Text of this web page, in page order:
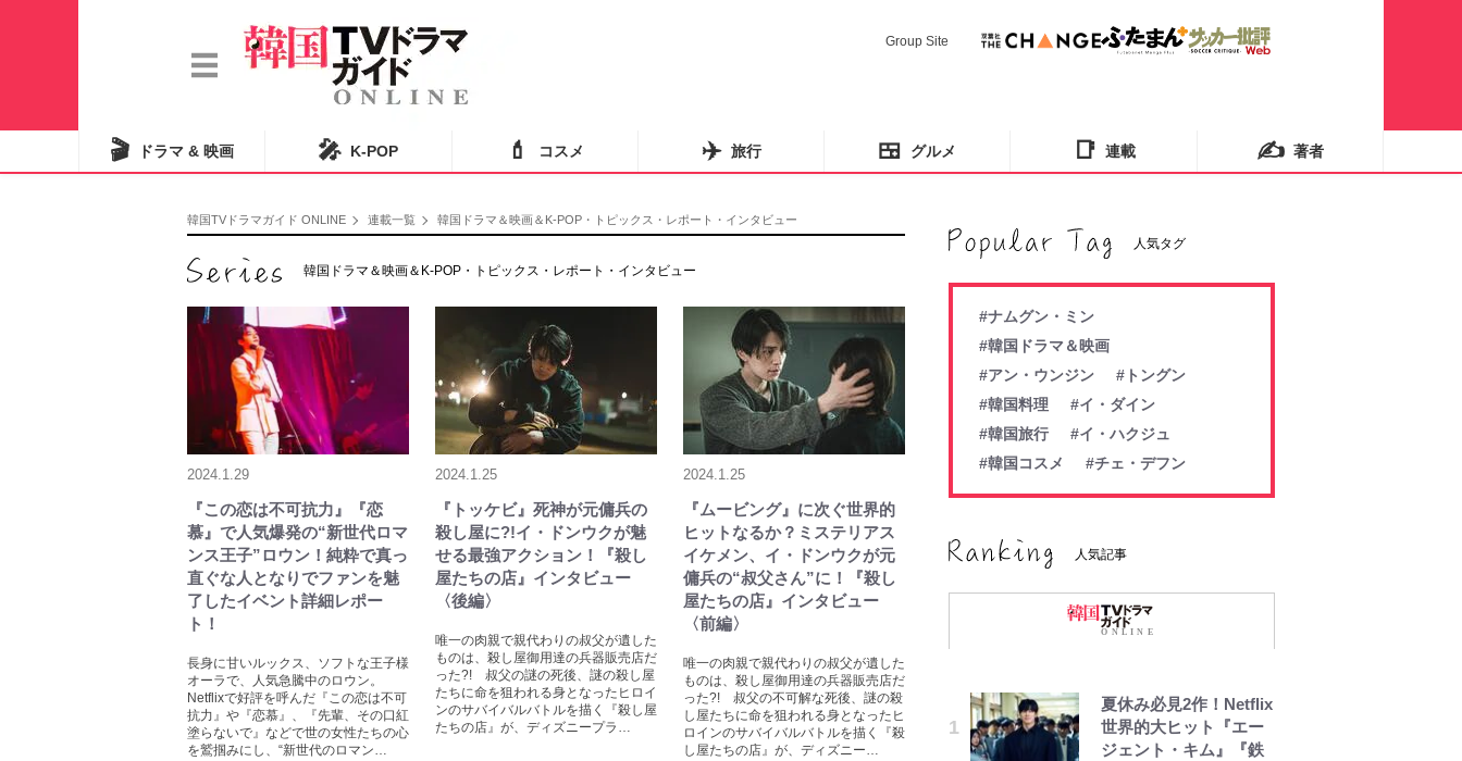
Group Site
🎬 ドラマ & 映画 🎤 K-POP 💄 コスメ ✈️ 旅行 🍱 グルメ 📑 連載 ✍️ 著者
韓国TVドラマガイド ONLINE 連載一覧 韓国ドラマ＆映画＆K-POP・トピックス・レポート・インタビュー
韓国ドラマ＆映画＆K-POP・トピックス・レポート・インタビュー
2024.1.29
『この恋は不可抗力』『恋
慕』で人気爆発の“新世代ロマ
ンス王子”ロウン！純粋で真っ
直ぐな人となりでファンを魅
了したイベント詳細レポー
ト！
長身に甘いルックス、ソフトな王子様
オーラで、人気急騰中のロウン。
Netflixで好評を呼んだ『この恋は不可
抗力』や『恋慕』、『先輩、その口紅
塗らないで』などで世の女性たちの心
を鷲掴みにし、“新世代のロマン…
2024.1.25
『トッケビ』死神が元傭兵の
殺し屋に?!イ・ドンウクが魅
せる最強アクション！『殺し
屋たちの店』インタビュー
〈後編〉
唯一の肉親で親代わりの叔父が遺した
ものは、殺し屋御用達の兵器販売店だ
った?! 叔父の謎の死後、謎の殺し屋
たちに命を狙われる身となったヒロイ
ンのサバイバルバトルを描く『殺し屋
たちの店』が、ディズニープラ…
2024.1.25
『ムービング』に次ぐ世界的
ヒットなるか？ミステリアス
イケメン、イ・ドンウクが元
傭兵の“叔父さん”に！『殺し
屋たちの店』インタビュー
〈前編〉
唯一の肉親で親代わりの叔父が遺した
ものは、殺し屋御用達の兵器販売店だ
った?! 叔父の不可解な死後、謎の殺
し屋たちに命を狙われる身となったヒ
ロインのサバイバルバトルを描く『殺
し屋たちの店』が、ディズニー…
人気タグ
#ナムグン・ミン
#韓国ドラマ＆映画
#アン・ウンジン
#トングン
#韓国料理
#イ・ダイン
#韓国旅行
#イ・ハクジュ
#韓国コスメ
#チェ・デフン
人気記事
夏休み必見2作！Netflix
世界的大ヒット『エー
ジェント・キム』『鉄